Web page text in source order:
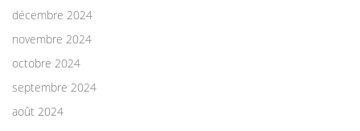
décembre 2024
novembre 2024
octobre 2024
septembre 2024
août 2024